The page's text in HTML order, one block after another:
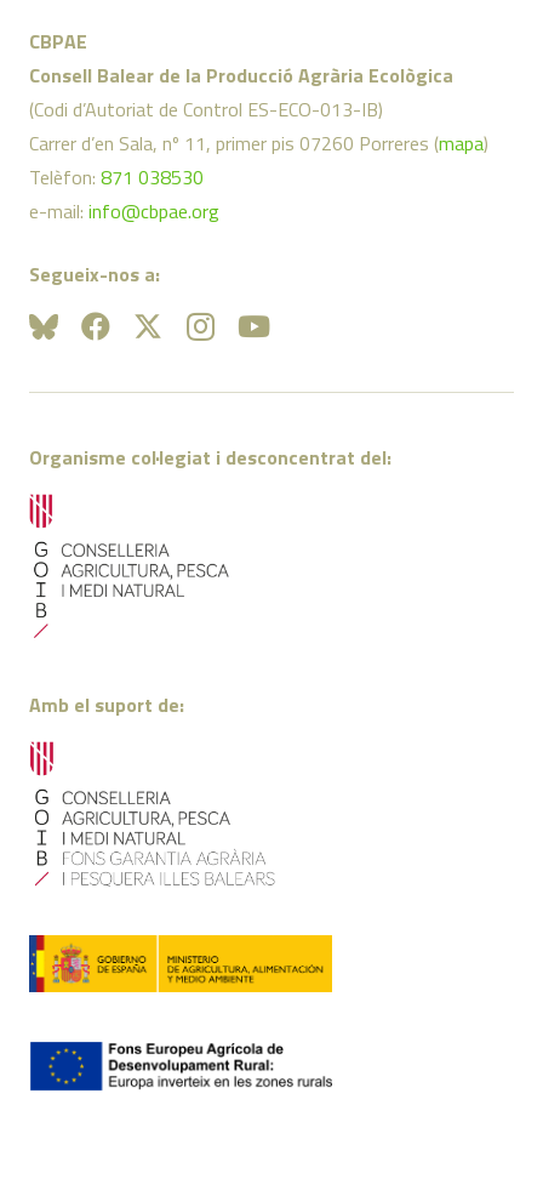
CBPAE
Consell Balear de la Producció Agrària Ecològica
(Codi d’Autoriat de Control ES-ECO-013-IB)
Carrer d’en Sala, nº 11, primer pis 07260 Porreres (mapa)
Telèfon: 871 038530
e-mail: info@cbpae.org
Segueix-nos a:
Organisme col·legiat i desconcentrat del:
Amb el suport de: